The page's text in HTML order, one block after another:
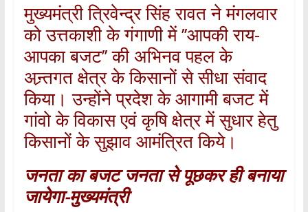
मुख्यमंत्री त्रिवेन्द्र सिंह रावत ने मंगलवार
को उत्तकाशी के गंगाणी में ’’आपकी राय-
आपका बजट’’ की अभिनव पहल के
अन्र्तगत क्षेत्र के किसानों से सीधा संवाद
किया। उन्होंने प्रदेश के आगामी बजट में
गांवो के विकास एवं कृषि क्षेत्र में सुधार हेतु
किसानों के सुझाव आमंत्रित किये।
जनता का बजट जनता से पूछकर ही बनाया
जायेगा-मुख्यमंत्री